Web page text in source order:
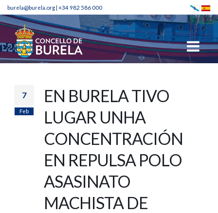
burela@burela.org| +34 982 586 000
7
Feb
EN BURELA TIVO
LUGAR UNHA
CONCENTRACIÓN
EN REPULSA POLO
ASASINATO
MACHISTA DE